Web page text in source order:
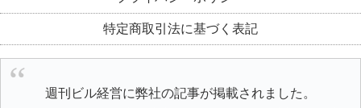
特定商取引法に基づく表記
週刊ビル経営に弊社の記事が掲載されました。